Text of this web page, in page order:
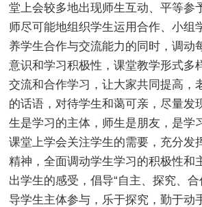
堂上会较多地出现师生互动、平等参
师尽可能地组织学生运用合作、小组
养学生合作与交流能力的同时，调动
意识和学习积极性，课堂教学形式多
交流和合作学习，让大家共同提高，
的话语，对待学生和蔼可亲，尽量发
生是学习的主体，师生是朋友，是学
课堂上学会关注学生的需要，充分发
精神，全面调动学生学习的积极性和
出学生的感受，倡导“自主、探究、合
导学生主体参与，乐于探究，勤于动